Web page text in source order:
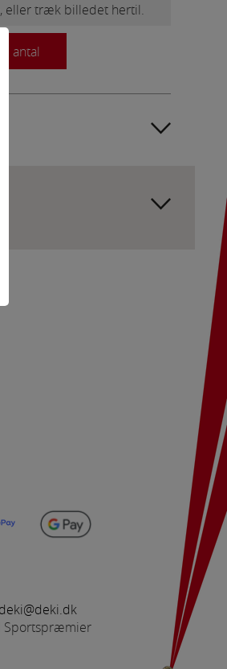
eller træk billedet hertil.
antal
deki@deki.dk
Sportspræmier